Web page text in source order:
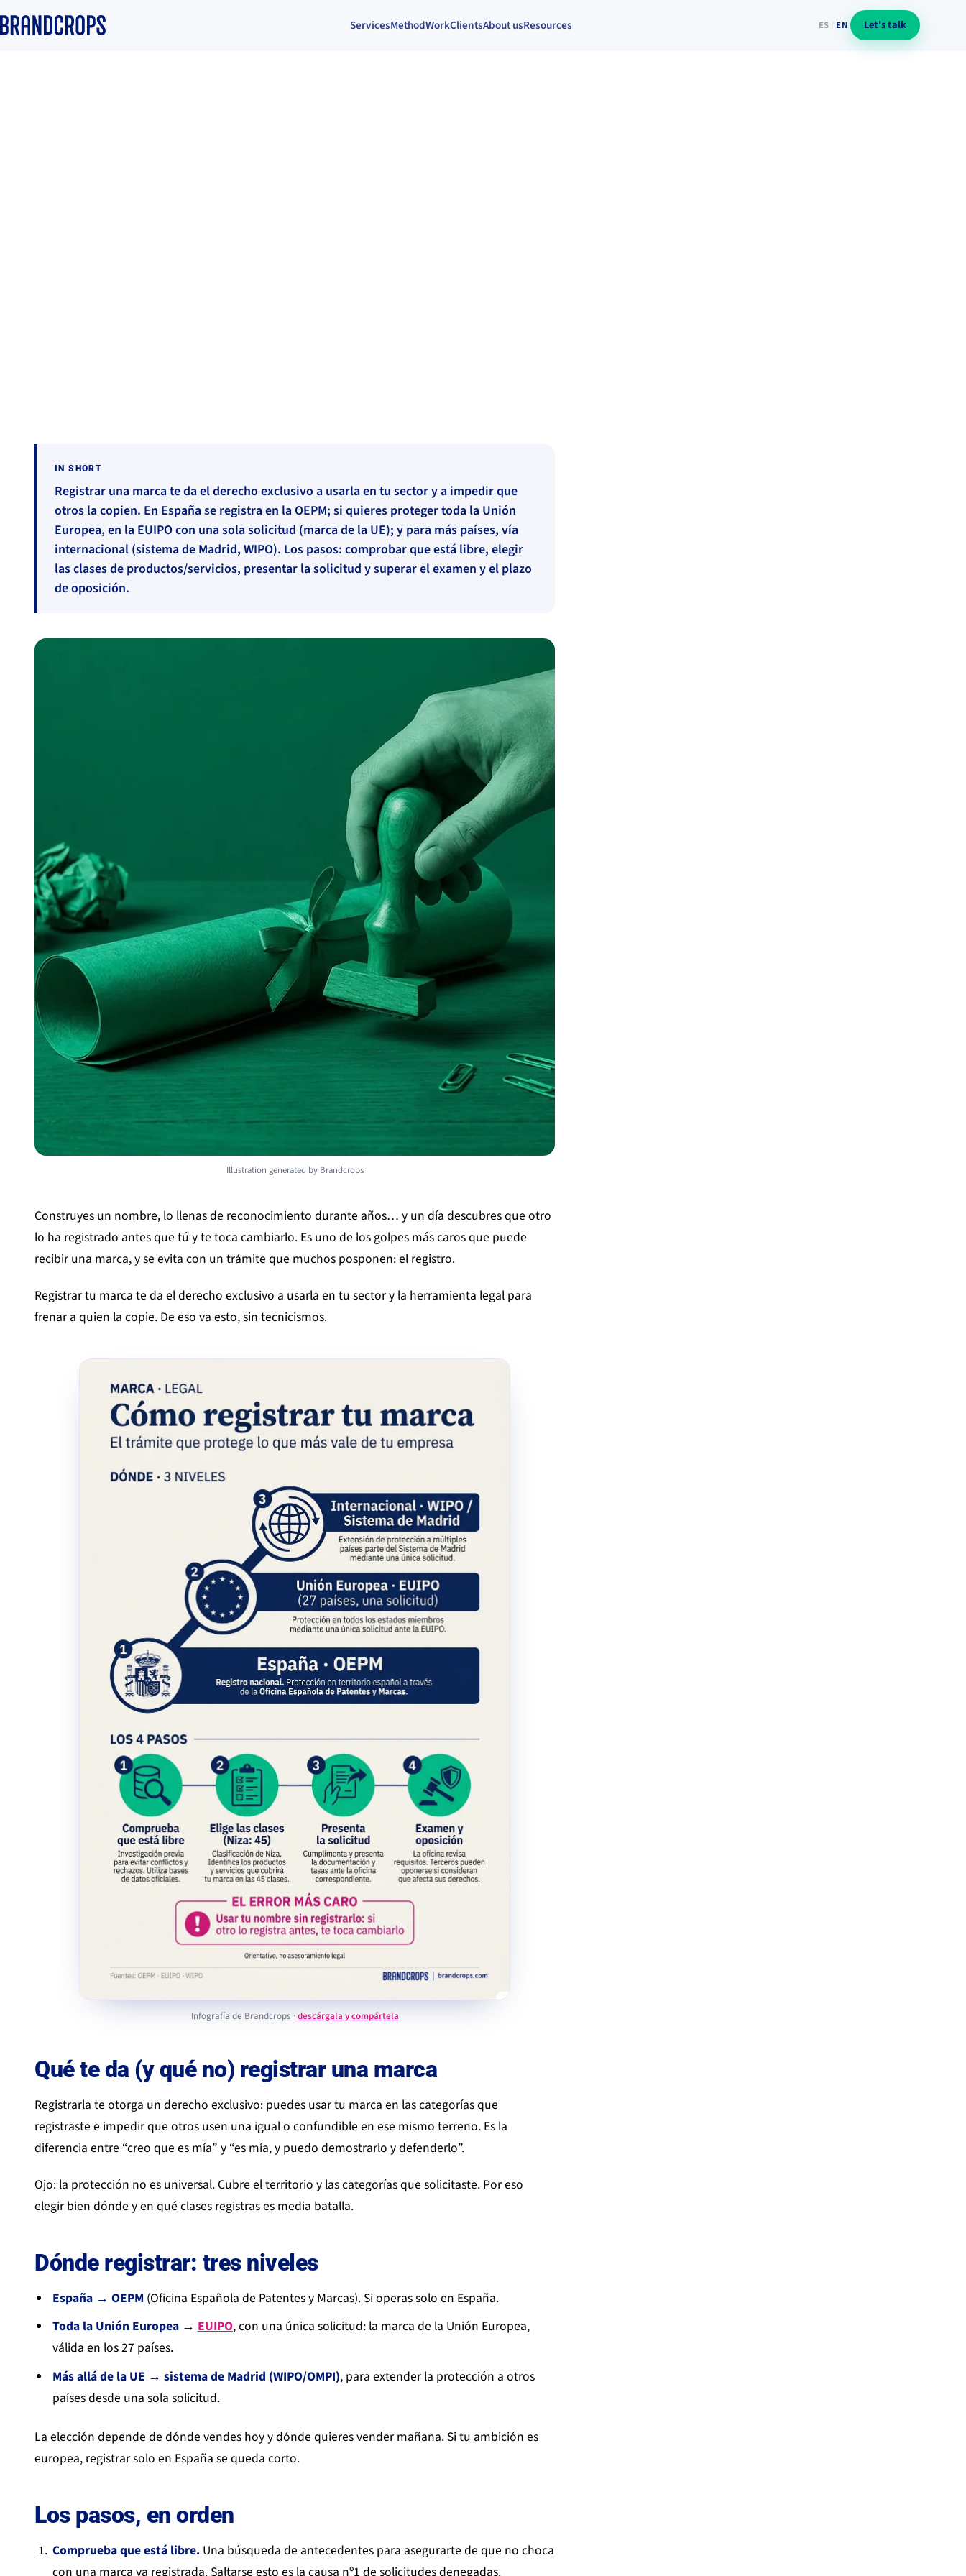
ServicesMethodWorkClientsAbout usResources ES EN Let's talk
IN SHORT
Registrar una marca te da el derecho exclusivo a usarla en tu sector y a impedir que
otros la copien. En España se registra en la OEPM; si quieres proteger toda la Unión
Europea, en la EUIPO con una sola solicitud (marca de la UE); y para más países, vía
internacional (sistema de Madrid, WIPO). Los pasos: comprobar que está libre, elegir
las clases de productos/servicios, presentar la solicitud y superar el examen y el plazo
de oposición.
Illustration generated by Brandcrops
Construyes un nombre, lo llenas de reconocimiento durante años… y un día descubres que otro
lo ha registrado antes que tú y te toca cambiarlo. Es uno de los golpes más caros que puede
recibir una marca, y se evita con un trámite que muchos posponen: el registro.
Registrar tu marca te da el derecho exclusivo a usarla en tu sector y la herramienta legal para
frenar a quien la copie. De eso va esto, sin tecnicismos.
Infografía de Brandcrops ·descárgala y compártela
Qué te da (y qué no) registrar una marca
Registrarla te otorga un derecho exclusivo: puedes usar tu marca en las categorías que
registraste e impedir que otros usen una igual o confundible en ese mismo terreno. Es la
diferencia entre “creo que es mía” y “es mía, y puedo demostrarlo y defenderlo”.
Ojo: la protección no es universal. Cubre el territorio y las categorías que solicitaste. Por eso
elegir bien dónde y en qué clases registras es media batalla.
Dónde registrar: tres niveles
España → OEPM (Oficina Española de Patentes y Marcas). Si operas solo en España.
Toda la Unión Europea →EUIPO, con una única solicitud: la marca de la Unión Europea,
válida en los 27 países.
Más allá de la UE → sistema de Madrid (WIPO/OMPI), para extender la protección a otros
países desde una sola solicitud.
La elección depende de dónde vendes hoy y dónde quieres vender mañana. Si tu ambición es
europea, registrar solo en España se queda corto.
Los pasos, en orden
Comprueba que está libre.Una búsqueda de antecedentes para asegurarte de que no choca
con una marca ya registrada. Saltarse esto es la causa nº1 de solicitudes denegadas.